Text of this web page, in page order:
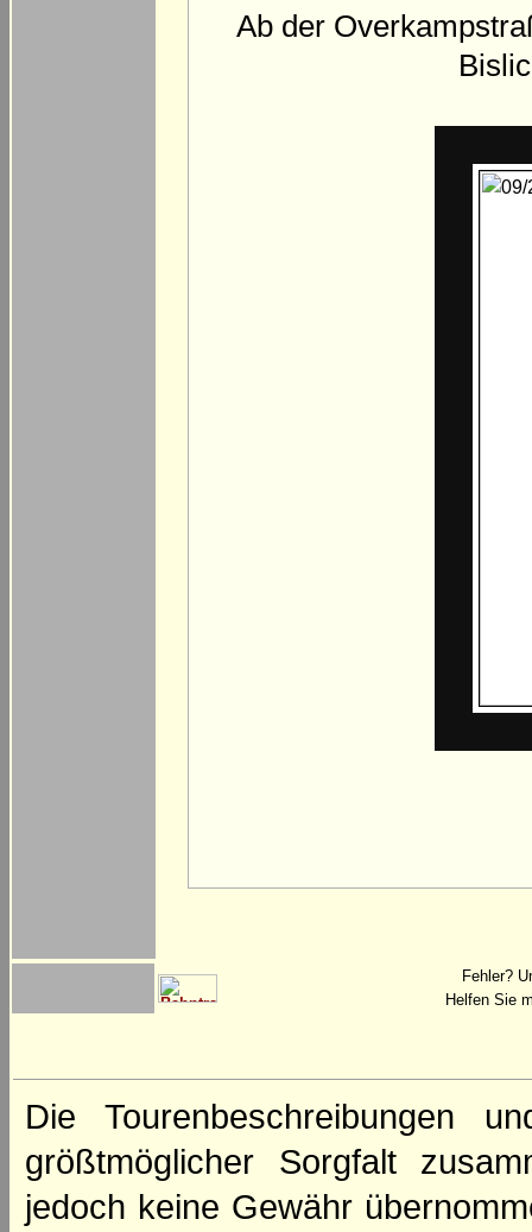
Ab der
Fehler?
Helfen Sie
Die Tourenbeschreibungen
größtmöglicher Sorgfalt
jedoch keine Gewähr